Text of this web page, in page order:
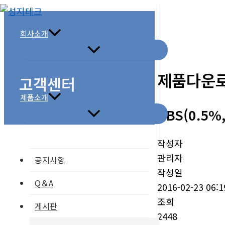
콘
회사소개
제품소개
고객센터
공지사항
Q＆A
게시판
제품다운
작성자
관리자
작성일
2016-02-23
조회
2448